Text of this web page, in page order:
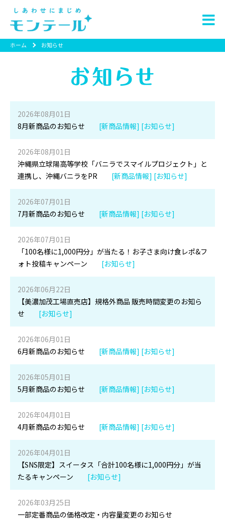
ホーム お知らせ
2026年08月01日
8月新商品のお知らせ
[新商品情報] [お知らせ]
2026年08月01日
沖縄県立球陽高等学校「バニラでスマイルプロジェクト」と
連携し、沖縄バニラをPR
[新商品情報] [お知らせ]
2026年07月01日
7月新商品のお知らせ
[新商品情報] [お知らせ]
2026年07月01日
「100名様に1,000円分」が当たる！お子さま向け食レポ&フ
ォト投稿キャンペーン
[お知らせ]
2026年06月22日
【美濃加茂工場直売店】規格外商品 販売時間変更のお知ら
せ
[お知らせ]
2026年06月01日
6月新商品のお知らせ
[新商品情報] [お知らせ]
2026年05月01日
5月新商品のお知らせ
[新商品情報] [お知らせ]
2026年04月01日
4月新商品のお知らせ
[新商品情報] [お知らせ]
2026年04月01日
【SNS限定】スイータス「合計100名様に1,000円分」が当
たるキャンペーン
[お知らせ]
2026年03月25日
一部定番商品の価格改定・内容量変更のお知らせ